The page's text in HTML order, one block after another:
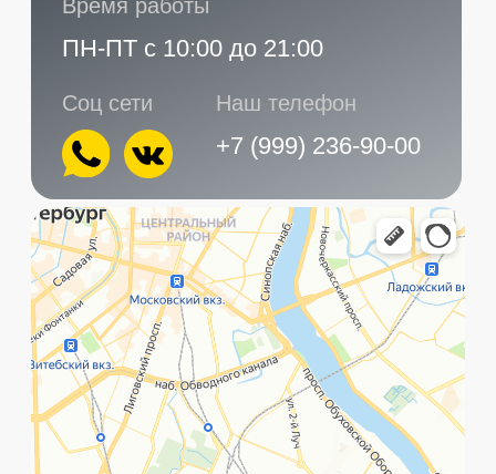
Главная Услуги Контакты
+7 (999) 236-90-00